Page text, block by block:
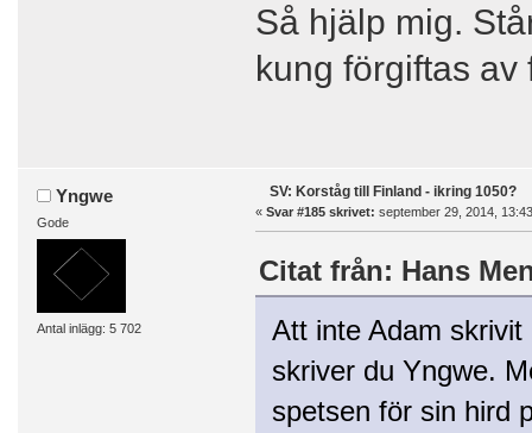
Så hjälp mig.
kung förgiftas av
Yngwe
Gode
Antal inlägg: 5 702
SV: Korståg till Finland - ikring 1050?
« Svar #185 skrivet: september 29, 2014,
Citat från: Hans
Att inte Adam
skriver du Yngwe.
spetsen för sin hird